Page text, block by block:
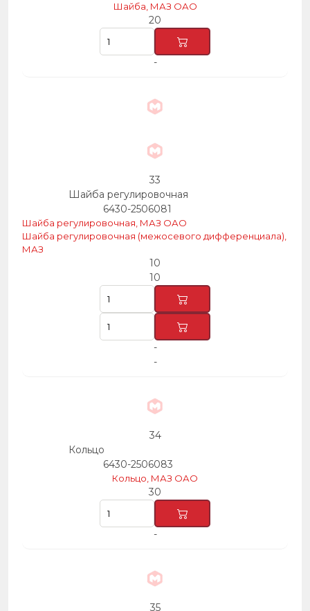
Шайба, МАЗ ОАО
20
-
33
Шайба регулировочная
6430-2506081
Шайба регулировочная, МАЗ ОАО
Шайба регулировочная (межосевого дифференциала),
МАЗ
10
10
-
-
34
Кольцо
6430-2506083
Кольцо, МАЗ ОАО
30
-
35